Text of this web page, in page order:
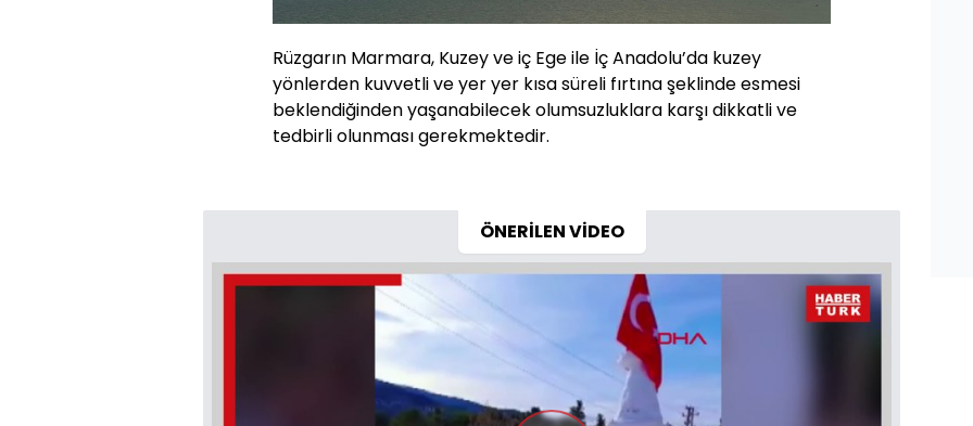
Rüzgarın Marmara, Kuzey ve iç Ege ile İç Anadolu’da kuzey
yönlerden kuvvetli ve yer yer kısa süreli fırtına şeklinde esmesi
beklendiğinden yaşanabilecek olumsuzluklara karşı dikkatli ve
tedbirli olunması gerekmektedir.
ÖNERİLEN VİDEO